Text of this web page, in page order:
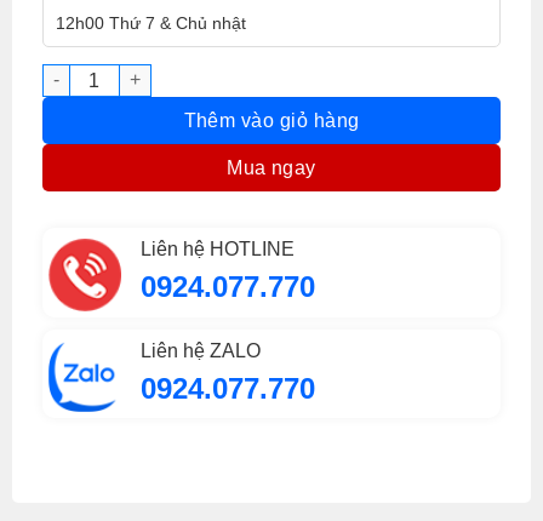
12h00 Thứ 7 & Chủ nhật
Nước Rửa Chén Gift Hương Chanh 9,5 kg số lượng
Thêm vào giỏ hàng
Mua ngay
Liên hệ HOTLINE
0924.077.770
Liên hệ ZALO
0924.077.770